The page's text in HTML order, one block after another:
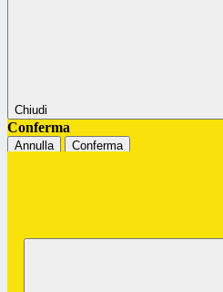
Chiudi
Conferma
Annulla Conferma